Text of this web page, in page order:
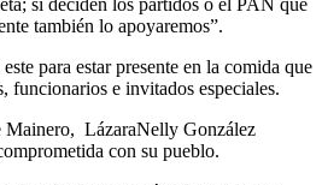
también lo apoyaremos”.
para estar presente en la comida que
funcionarios e invitados especiales.
Mainero, LázaraNelly González
con su pueblo.